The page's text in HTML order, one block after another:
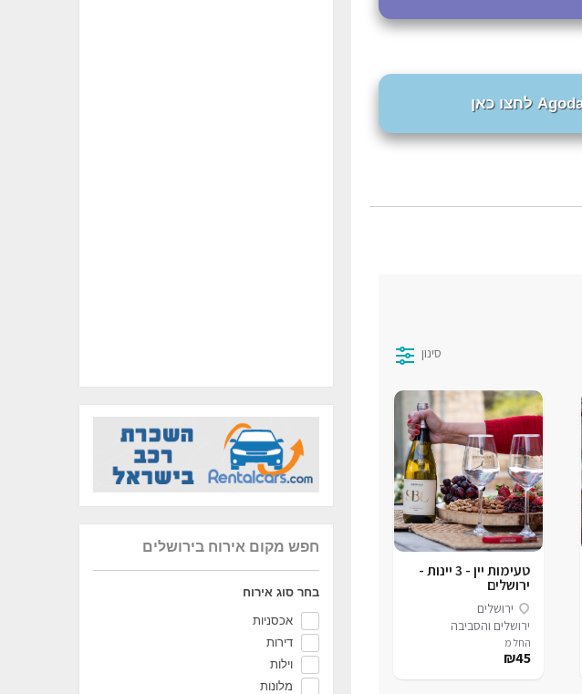
חפש מקום אירוח בירושלים
בחר סוג אירוח
אכסניות
דירות
וילות
מלונות